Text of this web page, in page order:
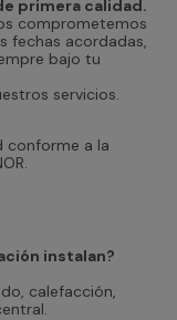
primera calidad.
comprometemos
fechas acordadas,
bajo tu
servicios.
conforme a la
instalan?
calefacción,